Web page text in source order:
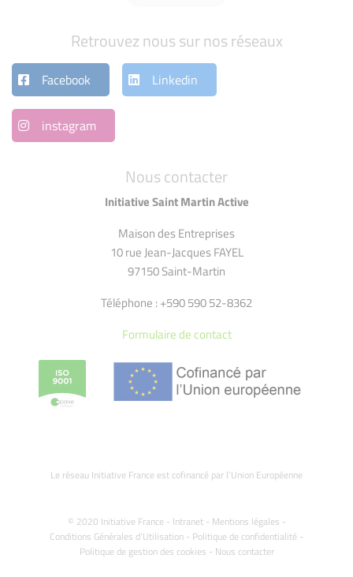
Nous contacter
Initiative Saint Martin Active
Maison des Entreprises
10 rue Jean-Jacques FAYEL
97150 Saint-Martin
Téléphone : +590 590 52-8362
Formulaire de contact
Le réseau Initiative France est cofinancé par l’Union Européenne
© 2020 Initiative France - Intranet- Mentions légales -
Conditions Générales d'Utilisation - Politique de confidentialité -
Politique de gestion des cookies - Nous contacter
Retrouvez nous sur nos réseaux
Facebook Linkedin
instagram